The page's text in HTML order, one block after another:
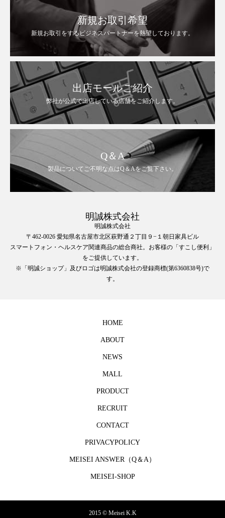
新規お取引希望
新規お取引をするビジネスパートナーを熱望しております。
出店モールご紹介
弊社が公式で出店している店舗をご紹介します。
Q＆A
製品についてご不明な点はQ＆Aをご覧下さい。
明誠株式会社
明誠株式会社
〒462-0026 愛知県名古屋市北区萩野通２丁目９−１朝日家具ビル
スマートフォン・ヘルスケア関連商品の総合商社。お客様の「すこし便利」
をご提供しています。
※「明誠ショップ」及びロゴは明誠株式会社の登録商標(第6360838号)で
す。
HOME
ABOUT
NEWS
MALL
PRODUCT
RECRUIT
CONTACT
PRIVACYPOLICY
MEISEI ANSWER（Q＆A）
MEISEI-SHOP
2015 © Meisei K.K